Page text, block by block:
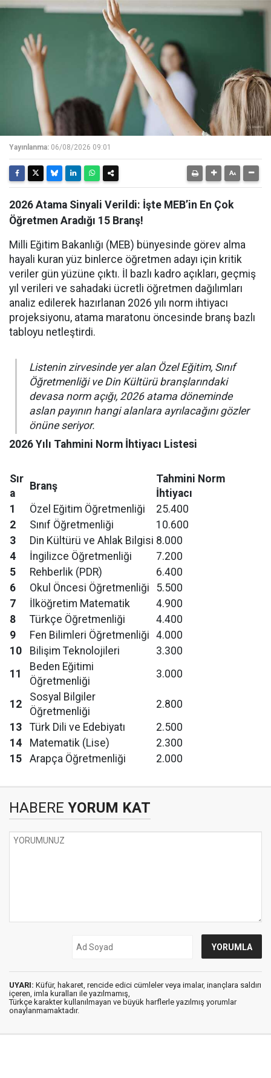
Yayınlanma: 06/08/2026 09:01
2026 Atama Sinyali Verildi: İşte MEB’in En Çok
Öğretmen Aradığı 15 Branş!
Milli Eğitim Bakanlığı (MEB) bünyesinde görev alma
hayali kuran yüz binlerce öğretmen adayı için kritik
veriler gün yüzüne çıktı. İl bazlı kadro açıkları, geçmiş
yıl verileri ve sahadaki ücretli öğretmen dağılımları
analiz edilerek hazırlanan 2026 yılı norm ihtiyacı
projeksiyonu, atama maratonu öncesinde branş bazlı
tabloyu netleştirdi.
Listenin zirvesinde yer alan Özel Eğitim, Sınıf
Öğretmenliği ve Din Kültürü branşlarındaki
devasa norm açığı, 2026 atama döneminde
aslan payının hangi alanlara ayrılacağını gözler
önüne seriyor.
2026 Yılı Tahmini Norm İhtiyacı Listesi
Sır
a
Branş
Tahmini Norm
İhtiyacı
1
Özel Eğitim Öğretmenliği
25.400
2
Sınıf Öğretmenliği
10.600
3
Din Kültürü ve Ahlak Bilgisi 8.000
4
İngilizce Öğretmenliği
7.200
5
Rehberlik (PDR)
6.400
6
Okul Öncesi Öğretmenliği
5.500
7
İlköğretim Matematik
4.900
8
Türkçe Öğretmenliği
4.400
9
Fen Bilimleri Öğretmenliği 4.000
10
Bilişim Teknolojileri
3.300
11
Beden Eğitimi
Öğretmenliği
3.000
12
Sosyal Bilgiler
Öğretmenliği
2.800
13
Türk Dili ve Edebiyatı
2.500
14
Matematik (Lise)
2.300
15
Arapça Öğretmenliği 2.000
HABERE YORUM KAT
UYARI: Küfür, hakaret, rencide edici cümleler veya imalar, inançlara saldırı
içeren, imla kuralları ile yazılmamış,
Türkçe karakter kullanılmayan ve büyük harflerle yazılmış yorumlar
onaylanmamaktadır.